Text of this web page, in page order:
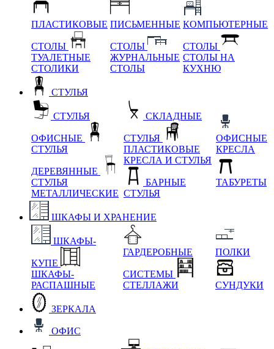
ПЛАСТИКОВЫЕ
СТОЛЫ
ТУАЛЕТНЫЕ
СТОЛИКИ
ПИСЬМЕННЫЕ
СТОЛЫ
ЖУРНАЛЬНЫЕ
СТОЛЫ
КОМПЬЮТЕРНЫЕ
СТОЛЫ
СТОЛЫ НА
КУХНЮ
СТУЛЬЯ
СТУЛЬЯ
ОФИСНЫЕ
СТУЛЬЯ
ДЕРЕВЯННЫЕ
СТУЛЬЯ
МЕТАЛЛИЧЕСКИЕ
СКЛАДНЫЕ
СТУЛЬЯ
ПЛАСТИКОВЫЕ
КРЕСЛА И СТУЛЬЯ
БАРНЫЕ
СТУЛЬЯ
ОФИСНЫЕ
КРЕСЛА
ТАБУРЕТЫ
ШКАФЫ И ХРАНЕНИЕ
ШКАФЫ-
КУПЕ
ШКАФЫ-
РАСПАШНЫЕ
ГАРДЕРОБНЫЕ
СИСТЕМЫ
СТЕЛЛАЖИ
ПОЛКИ
СУНДУКИ
ЗЕРКАЛА
ОФИС